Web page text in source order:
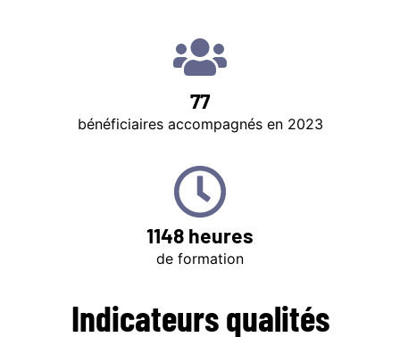
77
bénéficiaires accompagnés en 2023
1148 heures
de formation
Indicateurs qualités